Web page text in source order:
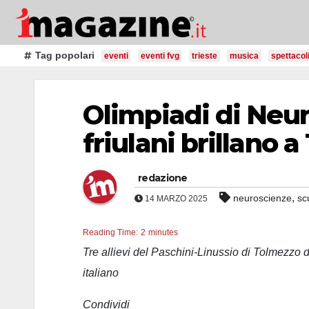
Salta
contenutoTag popolari eventi eventi fvg trieste musica spettacoli
Olimpiadi di
friulani brillano a
redazione
14 MARZO 2025 neuroscienze,
Reading Time: 2 minutes
Tre allievi del Paschini-Linussio di Tolmezzo
italiano
Condividi